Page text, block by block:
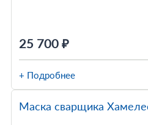
25 700 ₽
+ Подробнее
Маска сварщика